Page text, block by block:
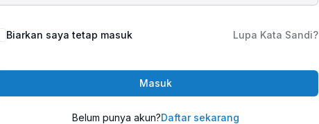
Biarkan saya tetap masuk Lupa Kata Sandi?
Masuk
Belum punya akun?Daftar sekarang